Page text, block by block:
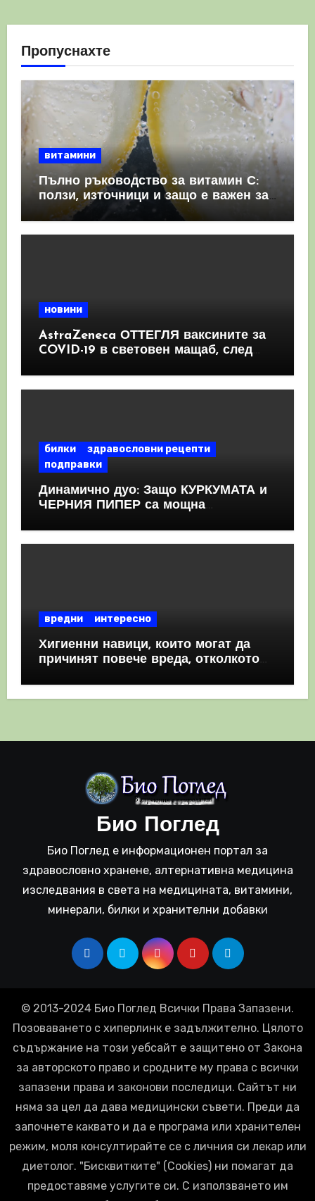
Пропуснахте
витамини
Пълно ръководство за витамин С:
ползи, източници и защо е важен за
имунната система
новини
AstraZeneca ОТТЕГЛЯ ваксините за
COVID-19 в световен мащаб, след
билки
здравословни рецепти
подправки
Динамично дуо: Защо КУРКУМАТА и
ЧЕРНИЯ ПИПЕР са мощна
вредни интересно
Хигиенни навици, които могат да
причинят повече вреда, отколкото
Био Поглед
Био Поглед е информационен портал за
здравословно хранене, алтернативна медицина
изследвания в света на медицината, витамини,
минерали, билки и хранителни добавки
© 2013-2024 Био Поглед Всички Права Запазени.
Позоваването с хиперлинк е задължително. Цялото
съдържание на този уебсайт е защитено от Закона
за авторското право и сродните му права с всички
запазени права и законови последици. Сайтът ни
няма за цел да дава медицински съвети. Преди да
започнете каквато и да е програма или хранителен
режим, моля консултирайте се с личния си лекар или
диетолог. "Бисквитките" (Cookies) ни помагат да
предоставяме услугите си. С използването им